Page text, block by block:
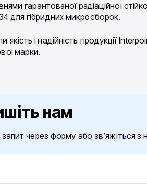
гарантованої радіаційної
для гібридних микросборок.
і надійність продукції
марки.
нам
через форму або